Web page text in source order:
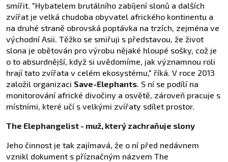
smířit. "Hybatelem brutálního zabíjení slonů a dalších
zvířat je velká chudoba obyvatel afrického kontinentu a
na druhé straně obrovská poptávka na trzích, zejména ve
východní Asii. Těžko se smiřuji s představou, že život
slona je obětován pro výrobu nějaké hloupé sošky, což je
o to absurdnější, když si uvědomíme, jak významnou roli
hrají tato zvířata v celém ekosystému," říká. V roce 2013
založil organizaci Save-Elephants. S ní se podílí na
monitorování africké divočiny a osvětě, zároveň pracuje s
místními, které učí s velkými zvířaty sdílet prostor.
The Elephangelist - muž, který zachraňuje slony
Jeho činnost je tak zajímavá, že o ní před nedávnem
vznikl dokument s příznačným názvem The